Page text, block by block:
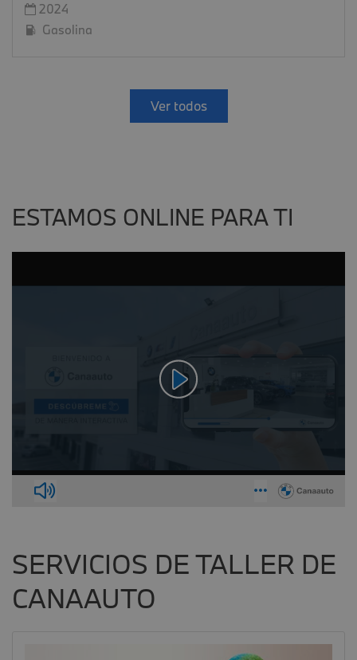
2024
Gasolina
Ver todos
ESTAMOS ONLINE PARA TI
SERVICIOS DE TALLER DE
CANAAUTO